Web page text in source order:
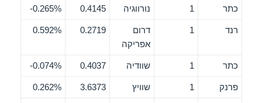
כתר 1 נורווגיה 0.4145
0.265%-
רנד 1
דרום
אפריקה
0.2719
0.592%
כתר 1 שוודיה 0.4037
0.074%-
פרנק 1 שוויץ 3.6373
0.262%